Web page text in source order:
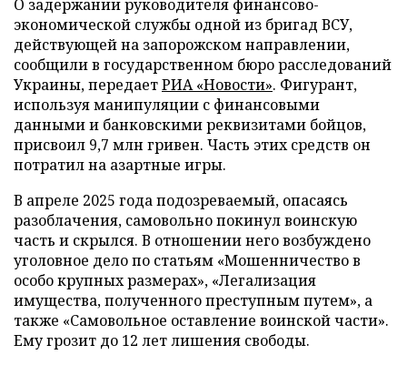
О задержании руководителя финансово-
экономической службы одной из бригад ВСУ,
действующей на запорожском направлении,
сообщили в государственном бюро расследований
Украины, передаетРИА «Новости». Фигурант,
используя манипуляции с финансовыми
данными и банковскими реквизитами бойцов,
присвоил 9,7 млн гривен. Часть этих средств он
потратил на азартные игры.
В апреле 2025 года подозреваемый, опасаясь
разоблачения, самовольно покинул воинскую
часть и скрылся. В отношении него возбуждено
уголовное дело по статьям «Мошенничество в
особо крупных размерах», «Легализация
имущества, полученного преступным путем», а
также «Самовольное оставление воинской части».
Ему грозит до 12 лет лишения свободы.